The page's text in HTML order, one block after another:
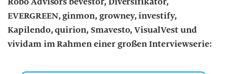
EVERGREEN, ginmon, growney, investify,
Kapilendo, quirion, Smavesto, VisualVest und
vividam im Rahmen einer großen Interviewserie: